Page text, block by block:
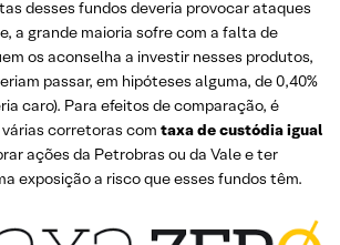
desses fundos deveria provocar ataques
a grande maioria sofre com a falta de
os aconselha a investir nesses produtos,
passar, em hipóteses alguma, de 0,40%
caro). Para efeitos de comparação, é
corretoras com taxa de custódia igual
ações da Petrobras ou da Vale e ter
exposição a risco que esses fundos têm.